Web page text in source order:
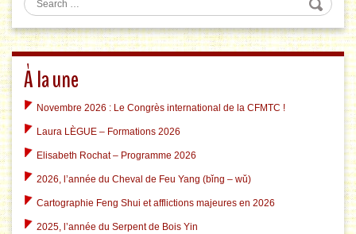
À la une
Novembre 2026 : Le Congrès international de la CFMTC !
Laura LÈGUE – Formations 2026
Elisabeth Rochat – Programme 2026
2026, l’année du Cheval de Feu Yang (bǐng – wǔ)
Cartographie Feng Shui et afflictions majeures en 2026
2025, l’année du Serpent de Bois Yin